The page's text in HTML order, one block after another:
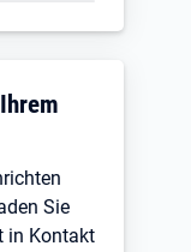
Sie
in Kontakt